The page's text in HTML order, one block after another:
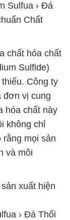
Sulfua › Đá
Chất
chất hóa chất
Sulfide)
Công ty
đơn vị cung
hóa chất này
không chỉ
rằng mọi sản
và môi
xuất hiện
› Đá Thối